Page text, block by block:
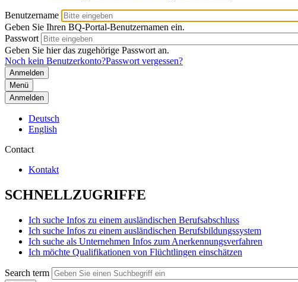
Benutzername
Geben Sie Ihren BQ-Portal-Benutzernamen ein.
Passwort
Geben Sie hier das zugehörige Passwort an.
Noch kein Benutzerkonto?Passwort vergessen?
Menü
Anmelden
Deutsch
English
Contact
Kontakt
SCHNELLZUGRIFFE
Ich suche Infos zu einem ausländischen Berufsabschluss
Ich suche Infos zu einem ausländischen Berufsbildungssystem
Ich suche als Unternehmen Infos zum Anerkennungsverfahren
Ich möchte Qualifikationen von Flüchtlingen einschätzen
Search term